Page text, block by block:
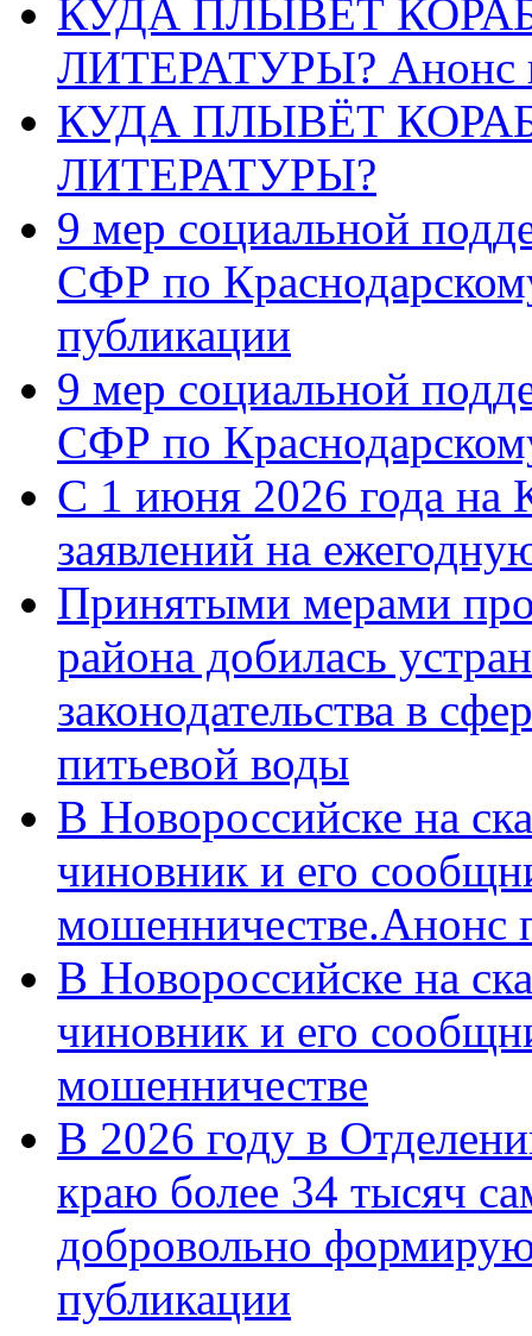
КУДА ПЛЫВЁТ
ЛИТЕРАТУРЫ? Анонс
КУДА ПЛЫВЁТ
ЛИТЕРАТУРЫ?
9 мер социальной
СФР по
публикации
9 мер социальной
СФР по
С 1 июня 2026 года на
заявлений на
Принятыми мерами
района добилась
законодательства в
питьевой воды
В Новороссийске на
чиновник и его
мошенничестве.Анонс
В Новороссийске на
чиновник и его
мошенничестве
В 2026 году в
краю более 34 тысяч
добровольно
публикации